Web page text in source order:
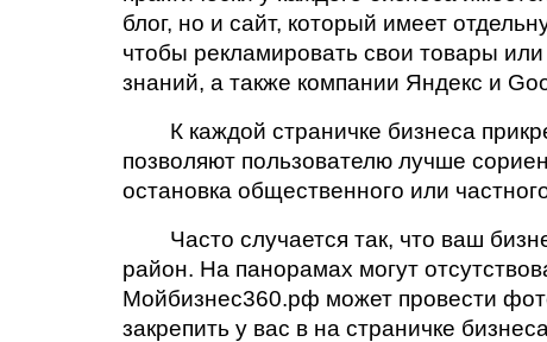
блог, но и сайт, который имеет
чтобы рекламировать свои товары
знаний, а также компании Яндекс и
К каждой страничке бизнеса
позволяют пользователю лучше
остановка общественного или
Часто случается так, что ваш
район. На панорамах могут
Мойбизнес360.рф может провести
закрепить у вас в на страничке